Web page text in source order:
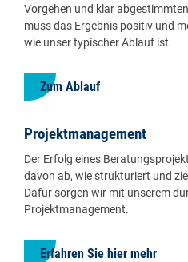
Vorgehen und klar
muss das Ergebnis positiv und
wie unser typischer Ablauf ist.
Zum Ablauf
Projektmanagement
Der Erfolg eines
davon ab, wie strukturiert und
Dafür sorgen wir mit unserem
Projektmanagement.
Erfahren Sie hier mehr